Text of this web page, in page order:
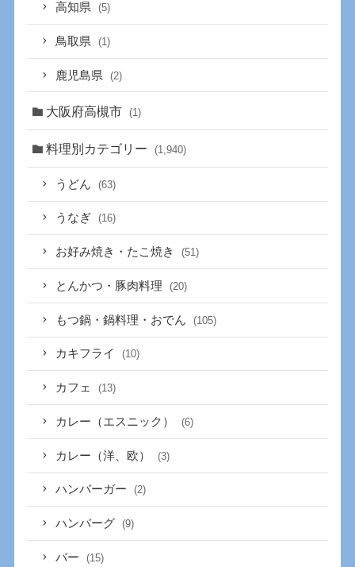
高知県 (5)
鳥取県 (1)
鹿児島県 (2)
大阪府高槻市 (1)
料理別カテゴリー (1,940)
うどん (63)
うなぎ (16)
お好み焼き・たこ焼き (51)
とんかつ・豚肉料理 (20)
もつ鍋・鍋料理・おでん (105)
カキフライ (10)
カフェ (13)
カレー（エスニック） (6)
カレー（洋、欧） (3)
ハンバーガー (2)
ハンバーグ (9)
バー (15)